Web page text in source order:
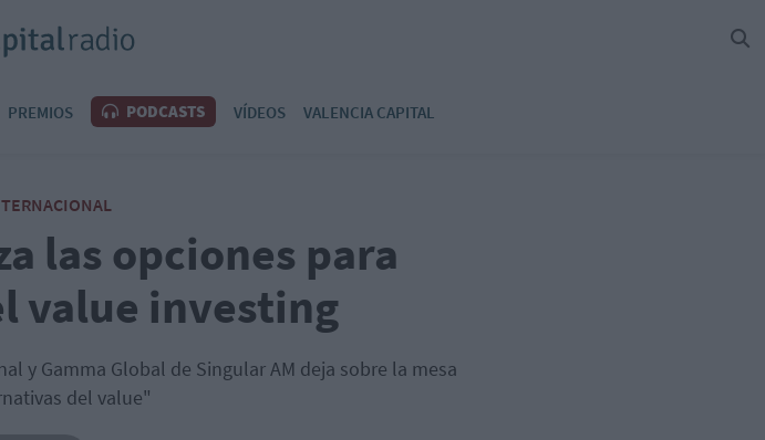
PREMIOS PODCASTS VÍDEOS VALENCIA CAPITAL
las opciones para
value investing
y Gamma Global de Singular AM deja sobre la mesa
del value"